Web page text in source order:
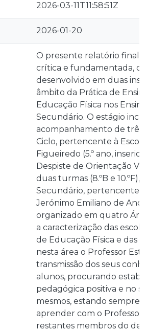
2026-03-11T11:58:51Z
2026-01-20
O presente relatório final
crítica e fundamentada, o
desenvolvido em duas
âmbito da Prática de
Educação Física nos
Secundário. O estágio
acompanhamento de três
Ciclo, pertencente à
Figueiredo (5.º ano,
Despiste de Orientação
duas turmas (8.ºB e 10.ºF),
Secundário, pertencentes
Jerónimo Emiliano de
organizado em quatro
a caracterização das
de Educação Física e das
nesta área o Professor
transmissão dos seus
alunos, procurando
pedagógica positiva e no
mesmos, estando sempre
aprender com o Professor
restantes membros do